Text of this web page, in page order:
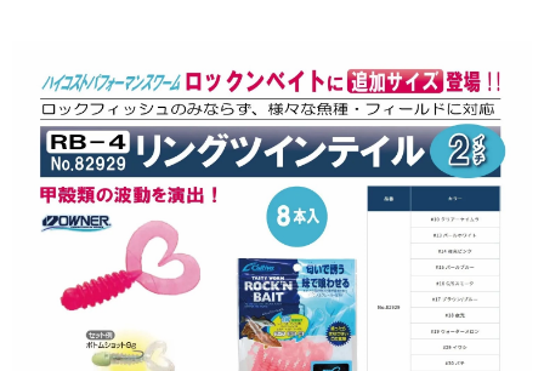
【繳款方式說明】
1.分期款項不併入電信帳單，「大哥付你分期」於每月結算日後寄送繳費提
醒簡訊。
2.透過簡訊連結打開帳單後，可選擇「超商條碼／台灣大直營門市／銀行轉
帳／街口支付／iPASS MONEY」等通路繳費。
【注意事項】
1.本服務係由「台灣大哥大股份有限公司」（以下簡稱本公司）所提供，讓
用戶於交易時，得透過本服務購買商品或服務，並由商店將買賣／分期付款
買賣價金債權讓與本公司後，依約使用本公司帳單繳交帳款。
2.基於同意付款使用「大哥付你分期」之契約關係目的，商店將以您的個人
資料（包含姓名、電話或地址）提供予台灣大哥大進項蒐集、處理及利用，
由本公司與您本人進行分期帳單所需資料之確認、核對及更正。
3.完整用戶服務條款，請詳閱以下連結：https://oppay.tw/userRule
【「AFTEE先享後付」結帳流程】
１．於結帳方式選擇「AFTEE先享後付」後，將跳轉至「AFTEE先享後付」
結帳頁面，進行簡訊認證並確認金額後，即可完成結帳。
２．訂單成立數日內，您將收到繳費通知簡訊。
３．收到繳費通知簡訊後14天內，點擊此簡訊中的連結，可透過四大超商／
ATM／網路銀行／等多元方式進行付款，方視為交易完成。
※ 請注意：結帳手續完成當下不需立刻繳費，但若您需要取消訂單，請聯絡
購買商品的店家。未經商家同意取消之訂單仍視為有效，需透過AFTEE先享
後付繳納相關費用。
※ 交易是否成功請以「AFTEE先享後付 」之結帳頁面顯示為準，若有關於
是否繳費成功／繳費後需取消欲退款等相關疑問，請聯繫「AFTEE先享後付
客戶支援中心」https://netprotections.freshdesk.com/support/home
運送方式
全家取貨付款
每筆NT$60，滿NT$1,200(含以上)免運費
付款後全家取貨
每筆NT$60，滿NT$1,200(含以上)免運費
7-11取貨付款
每筆NT$60，滿NT$1,200(含以上)免運費
付款後7-11取貨